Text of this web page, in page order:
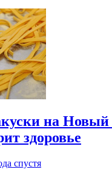
на Новый
здоровье
спустя